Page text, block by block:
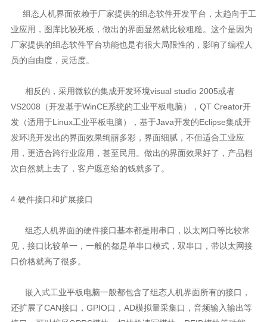
组态人机界面依赖于厂家提供的组态软件开发平台，太趋向于工
业应用，图库比较死板，做出的界面显然就比较粗糙。这个是因为
厂家提供的组态软件平台功能也是有很大局限性的，影响了编程人
员的自由度，灵活度。
相反的，采用微软的集成开发环境visual studio 2005或者
VS2008（开发基于WinCE系统的工业平板电脑），QT Creator开
发（适用于Linux工业平板电脑），基于Java开发的Eclipse集成开
发环境开发出的界面效果绚丽多彩，界面细腻，不但适合工业应
用，更适合跨行业应用，甚至民用。做出的界面效果好了，产品档
次自然就上去了，客户愿意给的钱就多了。
4.硬件接口和扩展接口
组态人机界面的硬件接口基本都是用串口，以太网口等比较常
见，接口比较单一，一般的都是单串口模式，双串口，带以太网接
口价格就高了很多。
嵌入式工业平板电脑一般都包含了组态人机界面所有的接口，
还扩展了CAN接口，GPIO口，AD模拟量采集口，音频输入输出等